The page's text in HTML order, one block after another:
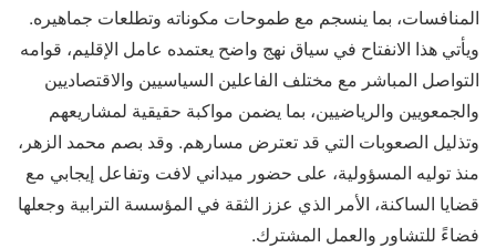
المنافسات، بما ينسجم مع طموحات مكوناته وتطلعات جماهيره.
ويأتي هذا الانفتاح في سياق نهج واضح يعتمده عامل الإقليم، قوامه
التواصل المباشر مع مختلف الفاعلين السياسيين والاقتصاديين
والجمعويين والرياضيين، بما يضمن مواكبة حقيقية لمشاريعهم
وتذليل الصعوبات التي قد تعترض مسارهم. وقد بصم محمد الزهر،
منذ توليه المسؤولية، على حضور ميداني لافت وتفاعل إيجابي مع
قضايا الساكنة، الأمر الذي عزز الثقة في المؤسسة الترابية وجعلها
فضاءً للتشاور والعمل المشترك.